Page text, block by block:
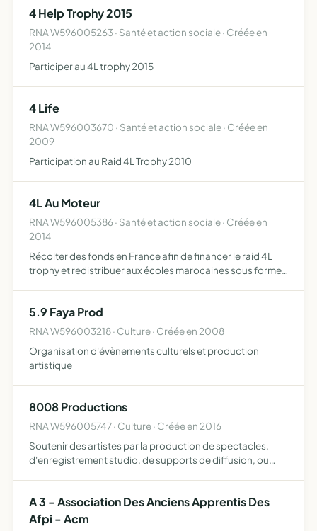
4 Help Trophy 2015
RNA W596005263 · Santé et action sociale · Créée en
2014
Participer au 4L trophy 2015
4 Life
RNA W596003670 · Santé et action sociale · Créée en
2009
Participation au Raid 4L Trophy 2010
4L Au Moteur
RNA W596005386 · Santé et action sociale · Créée en
2014
Récolter des fonds en France afin de financer le raid 4L
trophy et redistribuer aux écoles marocaines sous forme
5.9 Faya Prod
RNA W596003218 · Culture · Créée en 2008
Organisation d'évènements culturels et production
artistique
8008 Productions
RNA W596005747 · Culture · Créée en 2016
Soutenir des artistes par la production de spectacles,
d'enregistrement studio, de supports de diffusion, ou
audiovisuels…
A 3 - Association Des Anciens Apprentis Des
Afpi - Acm